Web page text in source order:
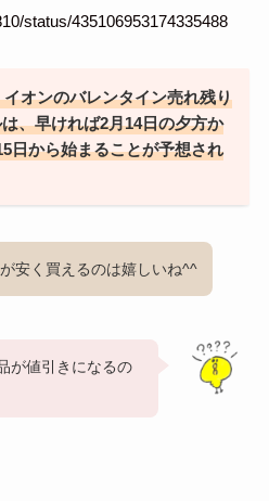
status/435106953174335488
オンのバレンタイン売れ残り
、早ければ2月14日の夕方か
日から始まることが予想され
安く買えるのは嬉しいね^^
が値引きになるの